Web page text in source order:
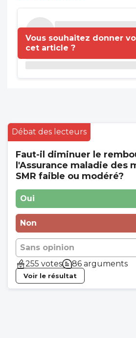
Vous souhaitez donner
cet article ?
Débat des lecteurs
Faut-il diminuer le
l'Assurance maladie des
SMR faible ou modéré?
Oui
Non
Sans opinion
255 votes
86 arguments
Voir le résultat